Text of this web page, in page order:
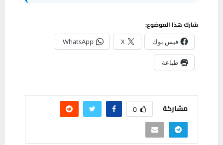
شارك هذا الموضوع:
فيس بوك X
WhatsApp
طباعة
مشاركة 0